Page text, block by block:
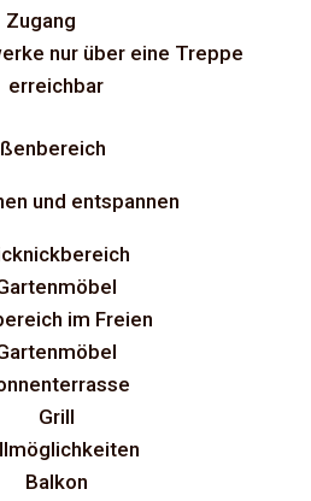
Zugang
nur über eine Treppe
erreichbar
und entspannen
im Freien
Grill
Balkon